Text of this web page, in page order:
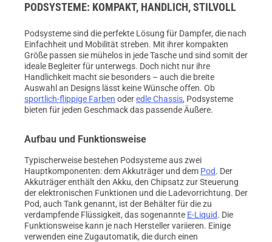
PODSYSTEME: KOMPAKT, HANDLICH, STILVOLL
Podsysteme sind die perfekte Lösung für Dampfer, die nach
Einfachheit und Mobilität streben. Mit ihrer kompakten
Größe passen sie mühelos in jede Tasche und sind somit der
ideale Begleiter für unterwegs. Doch nicht nur ihre
Handlichkeit macht sie besonders – auch die breite
Auswahl an Designs lässt keine Wünsche offen. Ob
sportlich-flippige Farben oderedle Chassis, Podsysteme
bieten für jeden Geschmack das passende Äußere.
Aufbau und Funktionsweise
Typischerweise bestehen Podsysteme aus zwei
Hauptkomponenten: dem Akkuträger und dem Pod. Der
Akkuträger enthält den Akku, den Chipsatz zur Steuerung
der elektronischen Funktionen und die Ladevorrichtung. Der
Pod, auch Tank genannt, ist der Behälter für die zu
verdampfende Flüssigkeit, das sogenannte E-Liquid. Die
Funktionsweise kann je nach Hersteller variieren. Einige
verwenden eine Zugautomatik, die durch einen